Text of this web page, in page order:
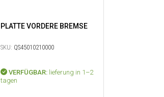
PLATTE VORDERE BREMSE
SKU: QS45010210000
VERFÜGBAR: lieferung in 1–2
tagen